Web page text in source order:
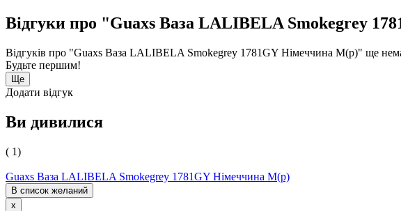
Відгуки про "Guaxs Ваза LALIBELA Smokegrey
Відгуків про "Guaxs Ваза LALIBELA Smokegrey 1781GY Німеччина M(р)" ще
Будьте першим!
Ще
Додати відгук
Ви дивилися
( 1)
Guaxs Ваза LALIBELA Smokegrey 1781GY Німеччина M(р)
В список желаний
x